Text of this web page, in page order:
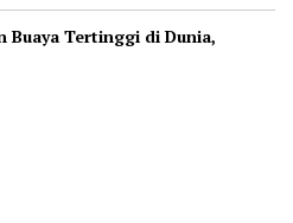
Buaya Tertinggi di Dunia,